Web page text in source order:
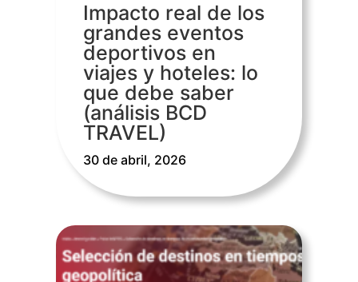
Impacto real de los
grandes eventos
deportivos en
viajes y hoteles: lo
que debe saber
(análisis BCD
TRAVEL)
30 de abril, 2026